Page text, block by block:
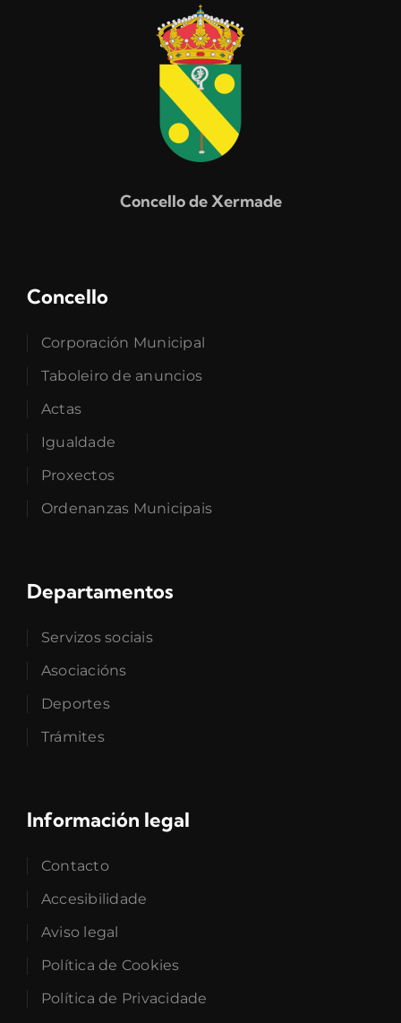
Concello de Xermade
Concello
Corporación Municipal
Taboleiro de anuncios
Actas
Igualdade
Proxectos
Ordenanzas Municipais
Departamentos
Servizos sociais
Asociacións
Deportes
Trámites
Información legal
Contacto
Accesibilidade
Aviso legal
Política de Cookies
Política de Privacidade